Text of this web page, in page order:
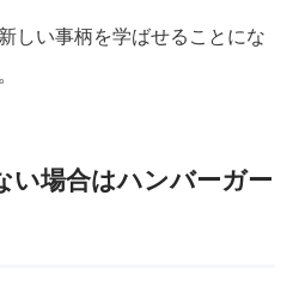
しい事柄を学ばせることにな
い場合はハンバーガー